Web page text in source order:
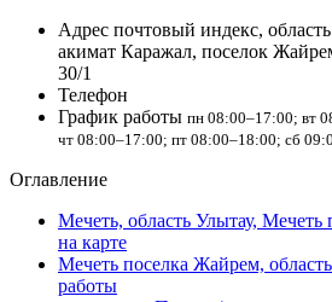
Адрес почтовый индекс,
акимат Каражал, поселок
30/1
Телефон
График работы пн 08:00–17:00; вт
чт 08:00–17:00; пт 08:00–18:00; сб
Оглавление
Мечеть, область Улытау, Мечеть
на карте
Мечеть поселка Жайрем,
работы